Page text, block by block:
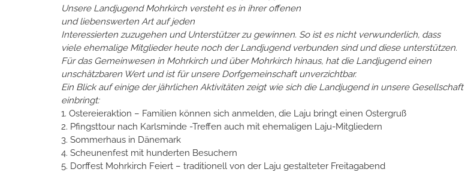
Unsere Landjugend Mohrkirch versteht es in ihrer offenen
und liebenswerten Art auf jeden
Interessierten zuzugehen und Unterstützer zu gewinnen. So ist es nicht verwunderlich, dass
viele ehemalige Mitglieder heute noch der Landjugend verbunden sind und diese unterstützen.
Für das Gemeinwesen in Mohrkirch und über Mohrkirch hinaus, hat die Landjugend einen
unschätzbaren Wert und ist für unsere Dorfgemeinschaft unverzichtbar.
Ein Blick auf einige der jährlichen Aktivitäten zeigt wie sich die Landjugend in unsere Gesellschaft
einbringt:
1. Ostereieraktion – Familien können sich anmelden, die Laju bringt einen Ostergruß
2. Pfingsttour nach Karlsminde -Treffen auch mit ehemaligen Laju-Mitgliedern
3. Sommerhaus in Dänemark
4. Scheunenfest mit hunderten Besuchern
5. Dorffest Mohrkirch Feiert – traditionell von der Laju gestalteter Freitagabend